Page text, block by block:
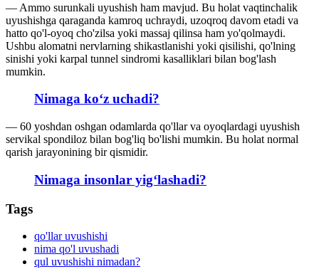
— Ammo surunkali uyushish ham mavjud. Bu holat vaqtinchalik
uyushishga qaraganda kamroq uchraydi, uzoqroq davom etadi va
hatto qo'l-oyoq cho'zilsa yoki massaj qilinsa ham yo'qolmaydi.
Ushbu alomatni nervlarning shikastlanishi yoki qisilishi, qo'lning
sinishi yoki karpal tunnel sindromi kasalliklari bilan bog'lash
mumkin.
Nimaga ko‘z uchadi?
— 60 yoshdan oshgan odamlarda qo'llar va oyoqlardagi uyushish
servikal spondiloz bilan bog'liq bo'lishi mumkin. Bu holat normal
qarish jarayonining bir qismidir.
Nimaga insonlar yigʻlashadi?
Tags
qo'llar uvushishi
nima qo'l uvushadi
qul uvushishi nimadan?